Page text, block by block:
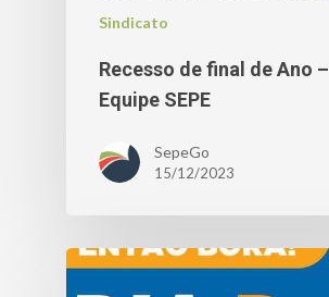
Sindicato
Recesso de final de Ano –
Equipe SEPE
SepeGo
15/12/2023